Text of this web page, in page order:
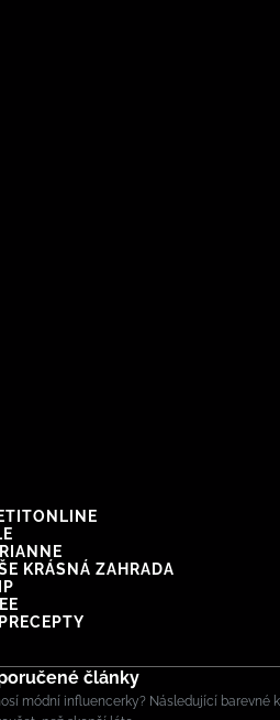
KRÁSNÁ ZAHRADA
články
módní influencerky? Následující barevné